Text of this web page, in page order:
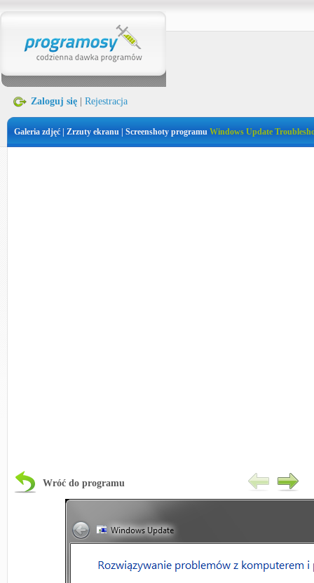
Zaloguj się Rejestracja
Galeria zdjęć | Zrzuty ekranu | Screenshoty programu Windows Update
Wróć do programu